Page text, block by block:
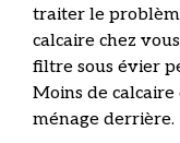
traiter le
calcaire chez
filtre sous évier
Moins de calcaire
ménage derrière.